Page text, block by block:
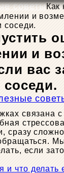
советыКак
и
соседи.
и
вас
соседи.
связана
сразу
если